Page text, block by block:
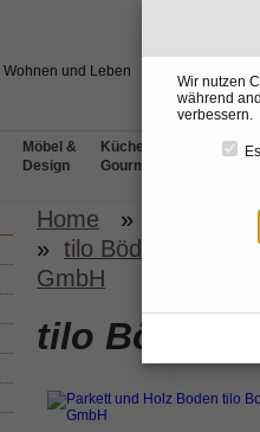
Möbel &
Design
Küchen &
Gourmet
Home »
» tilo Böden der
GmbH
tilo Böden
Wir nutzen
während
verbessern.